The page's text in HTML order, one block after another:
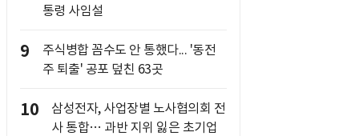
통령 사임설
9
주식병합 꼼수도 안 통했다... '동전
주 퇴출' 공포 덮친 63곳
10
삼성전자, 사업장별 노사협의회 전
사 통합… 과반 지위 잃은 초기업